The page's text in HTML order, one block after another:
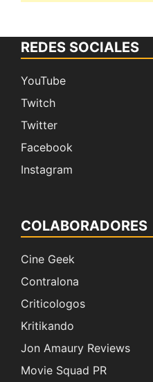
REDES SOCIALES
YouTube
Twitch
Twitter
Facebook
Instagram
COLABORADORES
Cine Geek
Contralona
Criticologos
Kritikando
Jon Amaury Reviews
Movie Squad PR